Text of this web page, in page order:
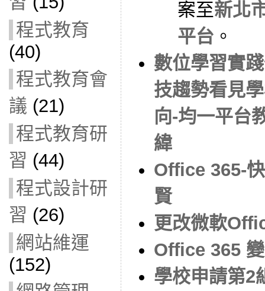
程式教育
(40)
程式教育會
議 (21)
程式教育研
習 (44)
程式設計研
習 (26)
網站維運
(152)
案至新北
平台 。
數位學習實
技趨勢看見
向-均一平台
緯
Office 365-
賢
更改微軟
Office 365
學校申請第2